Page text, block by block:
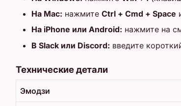
На Mac: нажмите Ctrl + Cmd + Space
На iPhone или Android: нажмите на
В Slack или Discord: введите
Технические детали
Эмодзи